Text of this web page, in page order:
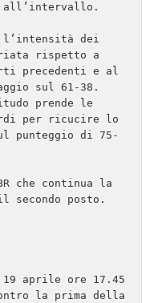
all’intervallo.
dei
rispetto a
precedenti e al
sul 61-38.
prende le
per ricucire lo
punteggio di 75-
che continua la
secondo posto.
19 aprile ore 17.45
la prima della